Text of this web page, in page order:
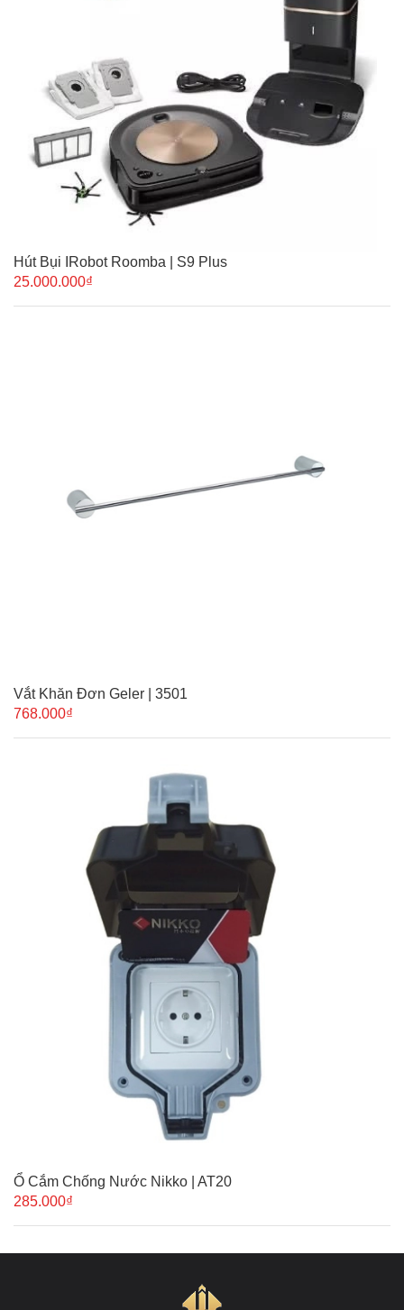
Hút Bụi IRobot Roomba | S9 Plus
25.000.000₫
Vắt Khăn Đơn Geler | 3501
768.000₫
Ổ Cắm Chống Nước Nikko | AT20
285.000₫